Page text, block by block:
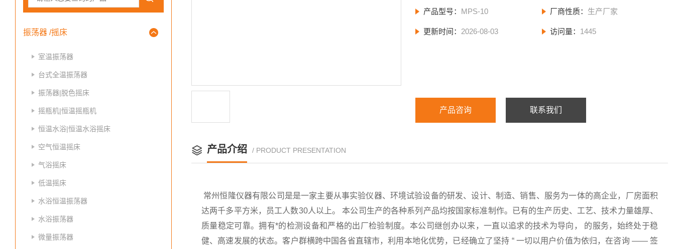
振荡器 /摇床
室温振荡器
台式全温振荡器
振荡器|脱色摇床
摇瓶机|恒温摇瓶机
恒温水浴|恒温水浴摇床
空气恒温摇床
气浴摇床
低温摇床
水浴恒温振荡器
水浴振荡器
微量振荡器
产品型号： MPS-10 厂商性质： 生产厂家
更新时间： 2026-08-03 访问量： 1445
产品咨询 联系我们
产品介绍 / PRODUCT PRESENTATION
常州恒隆仪器有限公司是是一家主要从事实验仪器、环境试验设备的研发、设计、制造、销售、服务为一体的高企业，厂房面积
达两千多平方米，员工人数30人以上。 本公司生产的各种系列产品均按国家标准制作。已有的生产历史、工艺、技术力量雄厚、
质量稳定可靠。拥有*的检测设备和严格的出厂检验制度。本公司继创办以来，一直以追求的技术为导向， 的服务，始终处于稳
健、高速发展的状态。客户群横跨中国各省直辖市，利用本地化优势，已经确立了坚持 “ 一切以用户价值为依归，在咨询 —— 签